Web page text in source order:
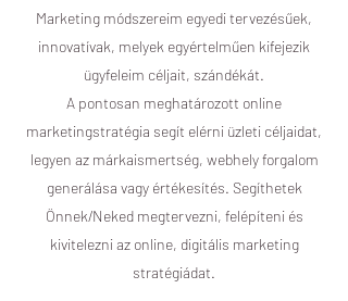
Marketing módszereim egyedi tervezésűek,
innovatívak, melyek egyértelműen kifejezik
ügyfeleim céljait, szándékát.
A pontosan meghatározott online
marketingstratégia segít elérni üzleti céljaidat,
legyen az márkaismertség, webhely forgalom
generálása vagy értékesítés. Segíthetek
Önnek/Neked megtervezni, felépíteni és
kivitelezni az online, digitális marketing
stratégiádat.